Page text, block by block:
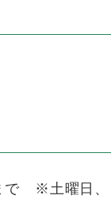
※土曜日、